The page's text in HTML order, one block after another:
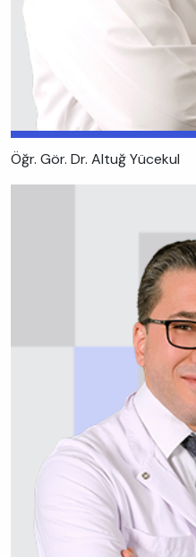
Öğr. Gör. Dr. Altuğ Yücekul